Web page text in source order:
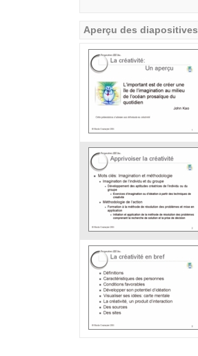
Aperçu des diapositives